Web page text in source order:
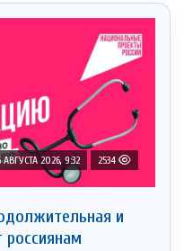
АВГУСТА 2026, 9:32 2534
и
россиянам